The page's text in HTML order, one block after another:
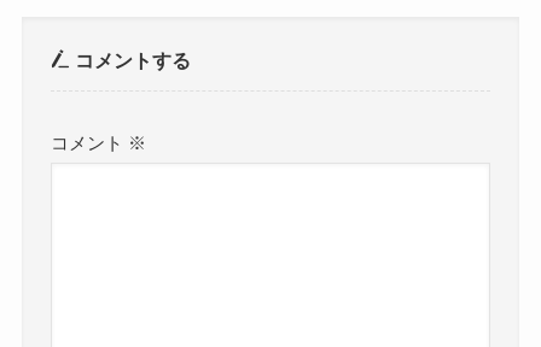
コメントする
コメント ※